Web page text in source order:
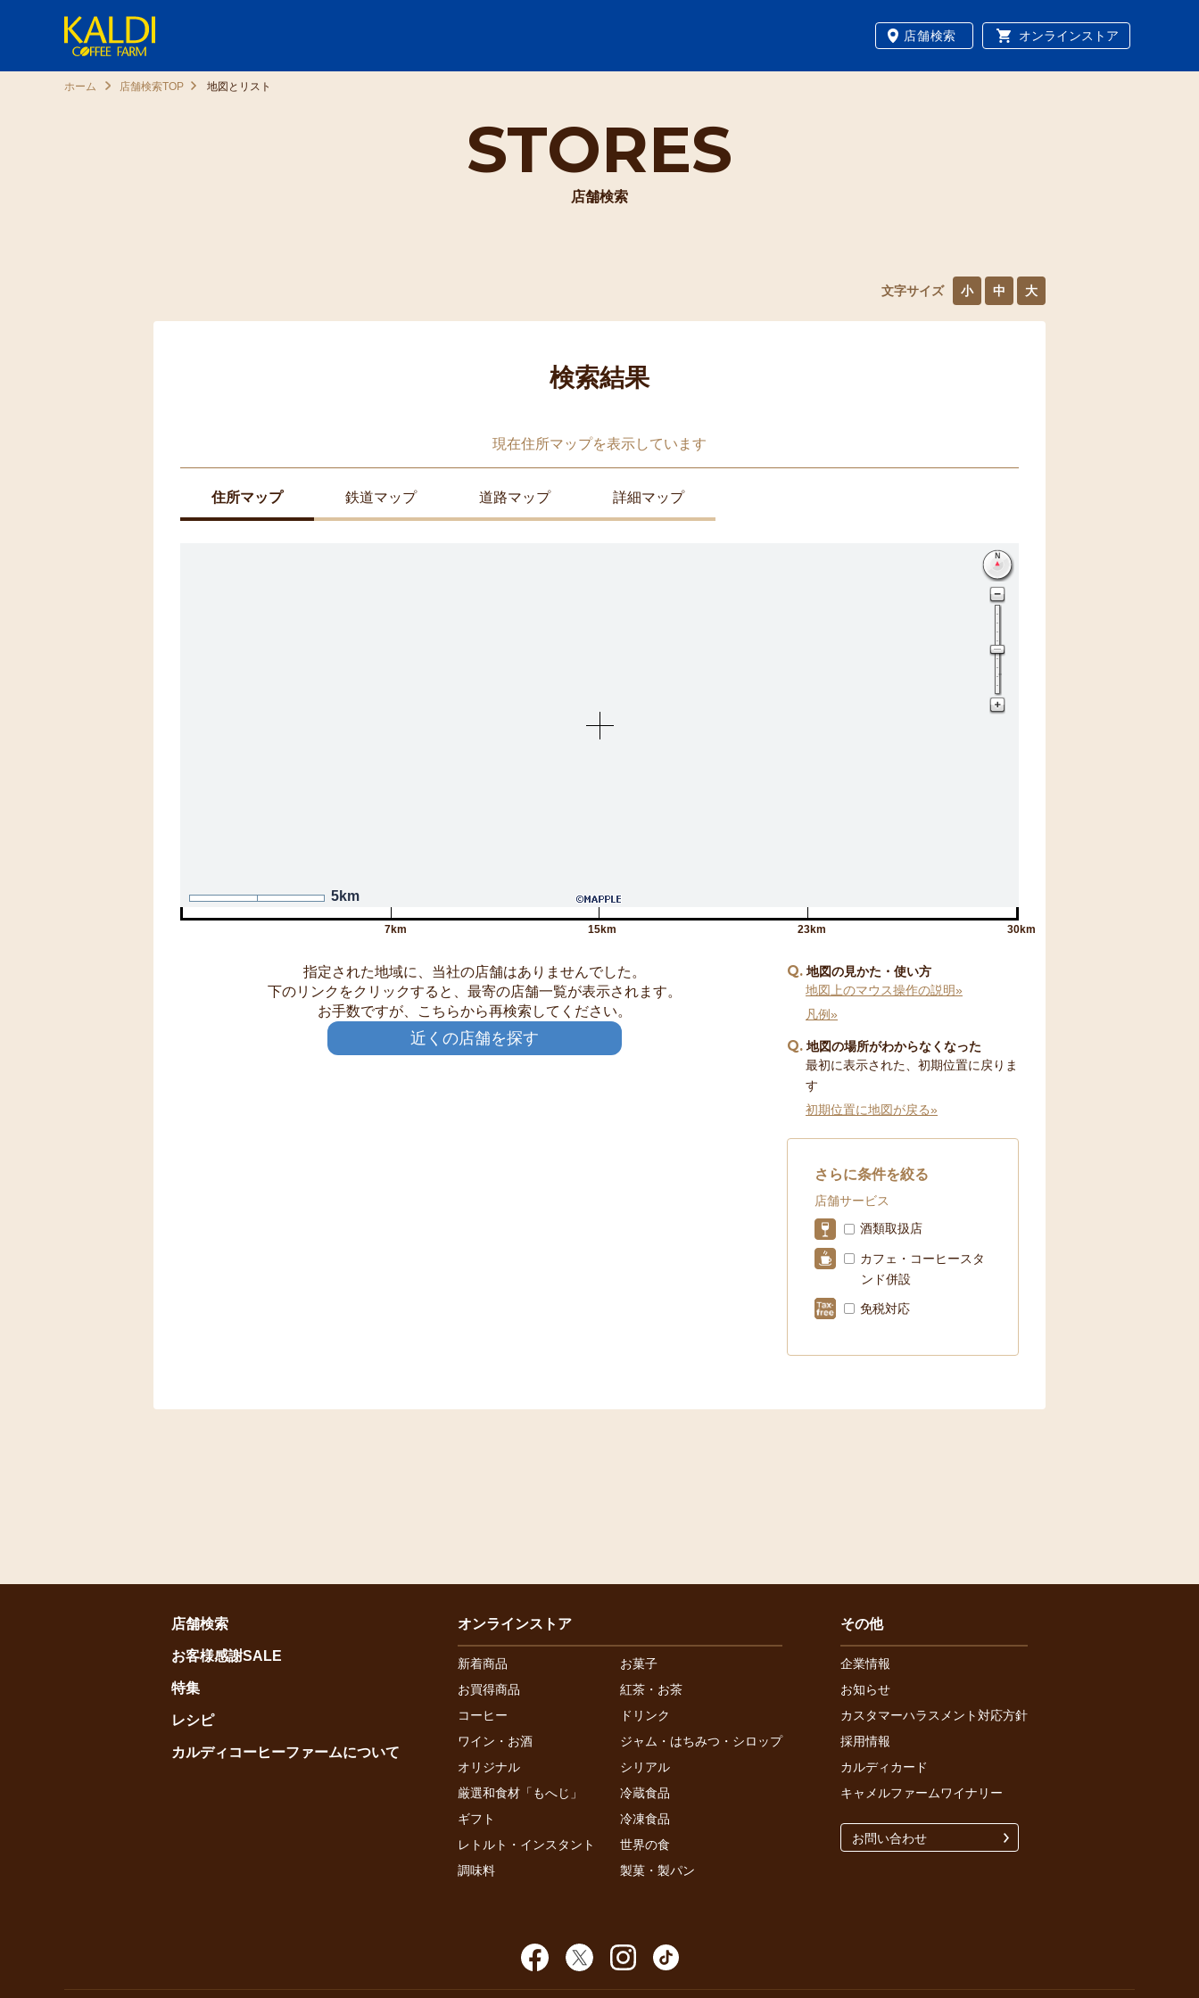
店舗検索 オンラインストア
STORES
店舗検索
ホーム 店舗検索TOP 地図とリスト
文字サイズ 小 中 大
検索結果
現在住所マップを表示しています
住所マップ 鉄道マップ 道路マップ 詳細マップ
5km
7km 15km 23km 30km
指定された地域に、当社の店舗はありませんでした。
下のリンクをクリックすると、最寄の店舗一覧が表示されます。
お手数ですが、こちらから再検索してください。
近くの店舗を探す
Q 地図の見かた・使い方
地図上のマウス操作の説明»
凡例»
Q 地図の場所がわからなくなった
最初に表示された、初期位置に戻りま
す
初期位置に地図が戻る»
さらに条件を絞る
店舗サービス
酒類取扱店
カフェ・コーヒースタ
ンド併設
免税対応
店舗検索
お客様感謝SALE
特集
レシピ
カルディコーヒーファームについて
オンラインストア
新着商品
お菓子
お買得商品
紅茶・お茶
コーヒー
ドリンク
ワイン・お酒
ジャム・はちみつ・シロップ
オリジナル
シリアル
厳選和食材「もへじ」
冷蔵食品
ギフト
冷凍食品
レトルト・インスタント
世界の食
調味料
製菓・製パン
その他
企業情報
お知らせ
カスタマーハラスメント対応方針
採用情報
カルディカード
キャメルファームワイナリー
お問い合わせ